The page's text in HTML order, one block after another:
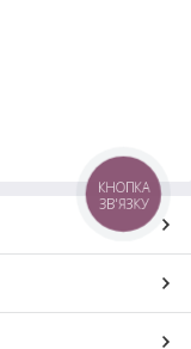
КНОПКА
ЗВ'ЯЗКУ